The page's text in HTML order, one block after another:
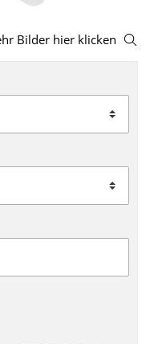
Bilder hier klicken